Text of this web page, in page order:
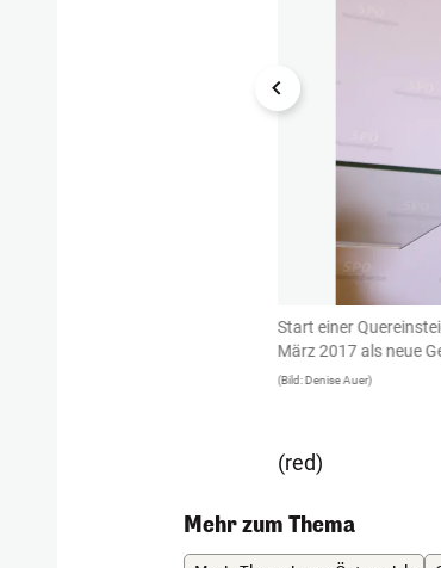
Start einer
März 2017 als neue
(Bild: Denise Auer)
(red)
Mehr zum Thema